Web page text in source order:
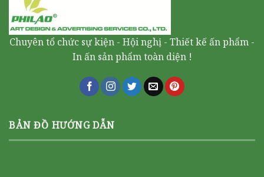
Chuyên tổ chức sự kiện - Hội nghị - Thiết kế ấn phẩm -
In ấn sản phẩm toàn diện !
BẢN ĐỒ HƯỚNG DẪN